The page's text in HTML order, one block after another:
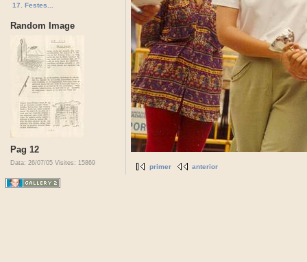
17. Festes...
Random Image
Pag 12
Data: 26/07/05 Visites: 15869
primer anterior